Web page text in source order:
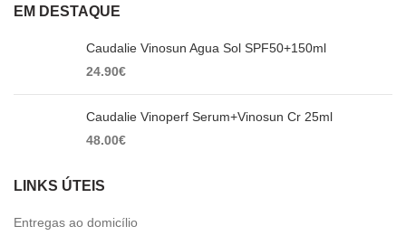
EM DESTAQUE
Caudalie Vinosun Agua Sol SPF50+150ml
24.90€
Caudalie Vinoperf Serum+Vinosun Cr 25ml
48.00€
LINKS ÚTEIS
Entregas ao domicílio